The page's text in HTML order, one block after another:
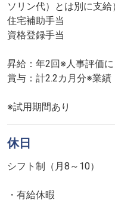
ソリン代）とは別に支給
住宅補助手当
資格登録手当
昇給：年2回※人事評価に
賞与：計2.2カ月分※業績
※試用期間あり
休日
シフト制（月8～10）
・有給休暇